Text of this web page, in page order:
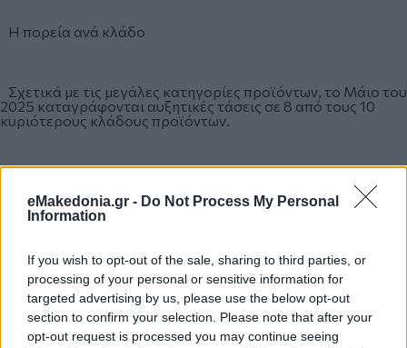
eMakedonia.gr - Do Not Process My Personal
Information
If you wish to opt-out of the sale, sharing to third parties, or
processing of your personal or sensitive information for
targeted advertising by us, please use the below opt-out
section to confirm your selection. Please note that after your
opt-out request is processed you may continue seeing
Η πορεία ανά κλάδο
Σχετικά με τις μεγάλες κατηγορίες προϊόντων, το Μάιο του
2025 καταγράφονται αυξητικές τάσεις σε 8 από τους 10
κυριότερους κλάδους προϊόντων.
όλες τις κατηγορίες με μόνες εξαιρέσεις τα Πετρελαιοειδή-
Καύσιμα (-24,6%) και τα χαμηλά σε αξία εξαγωγές
Εμπιστευτικά Προϊόντα (-79,1%).
Αντίθετα, σημαντικά αυξημένες είναι οι εξαγωγές, της
κατηγορίας, των Τροφίμων (12,7%), των Βιομηχανικών
(11,8%), των Χημικών (13%), των Μηχανημάτων (9,8%), των
Διαφόρων Βιομηχανικών (22,6%), των Πρώτων Υλών (4,6%),
των Ποτά και Καπνός (24,5%) και των Λαδιών (19,8%), σε